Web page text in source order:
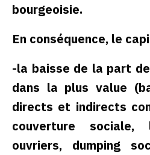
bourgeoisie.
En conséquence, le
-la baisse de la part
dans la plus value
directs et indirects
couverture sociale,
ouvriers, dumping